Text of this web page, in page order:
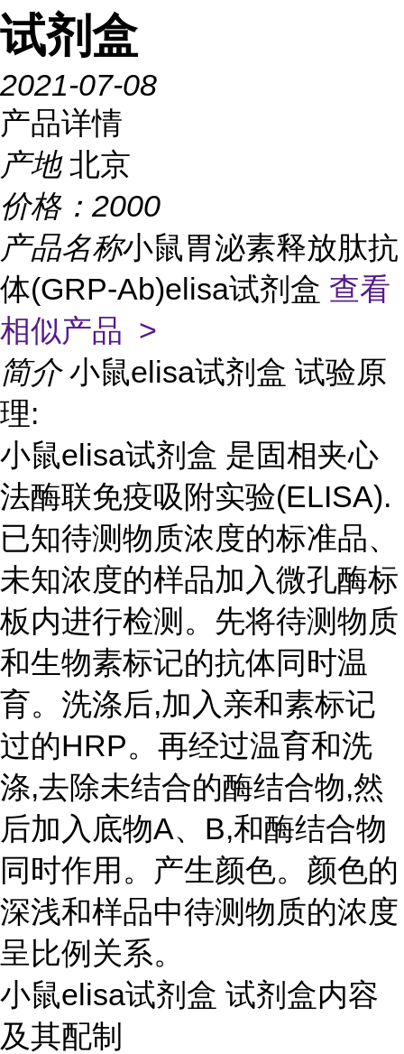
试剂盒
2021-07-08
产品详情
产地 北京
价格： 2000
产品名称小鼠胃泌素释放肽抗
体(GRP-Ab)elisa试剂盒 查看
相似产品 >
简介 小鼠elisa试剂盒 试验原
理:
小鼠elisa试剂盒 是固相夹心
法酶联免疫吸附实验(ELISA).
已知待测物质浓度的标准品、
未知浓度的样品加入微孔酶标
板内进行检测。先将待测物质
和生物素标记的抗体同时温
育。洗涤后,加入亲和素标记
过的HRP。再经过温育和洗
涤,去除未结合的酶结合物,然
后加入底物A、B,和酶结合物
同时作用。产生颜色。颜色的
深浅和样品中待测物质的浓度
呈比例关系。
小鼠elisa试剂盒 试剂盒内容
及其配制